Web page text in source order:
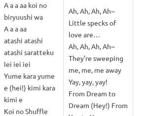
A a a aa koi no
biryuushi wa
A a a aa
atashi atashi
atashi saratteku
Iei iei iei
Yume kara yume
e (hei!) kimi kara
kimi e
Koi no Shuffle
Ah, Ah, Ah, Ah~
Little specks of
love are…
Ah, Ah, Ah, Ah~
They’re sweeping
me, me, me away
Yay, yay, yay!
From Dream to
Dream (Hey!) From